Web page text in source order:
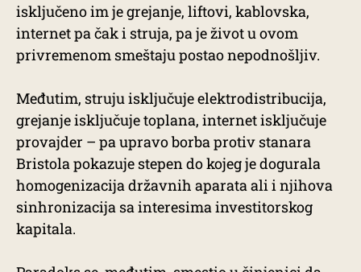
isključeno im je grejanje, liftovi, kablovska,
internet pa čak i struja, pa je život u ovom
privremenom smeštaju postao nepodnošljiv.
Međutim, struju isključuje elektrodistribucija,
grejanje isključuje toplana, internet isključuje
provajder – pa upravo borba protiv stanara
Bristola pokazuje stepen do kojeg je dogurala
homogenizacija državnih aparata ali i njihova
sinhronizacija sa interesima investitorskog
kapitala.